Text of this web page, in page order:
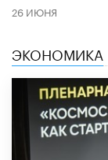
26 ИЮНЯ
ЭКОНОМИКА